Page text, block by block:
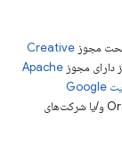
مجوز Creative
دارای مجوز Apache
خطمشی‌های سایت Google
مراجعه کنید. جاوا علامت تجاری ثبت‌شده Oracle و/یا شرکت‌های